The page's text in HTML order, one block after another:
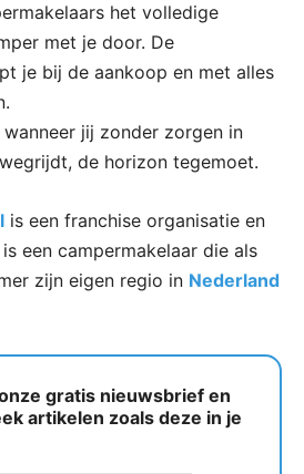
het volledige
met je door. De
je bij de aankoop en met alles
jij zonder zorgen in
de horizon tegemoet.
is een franchise organisatie en
een campermakelaar die als
zijn eigen regio in Nederland
gratis nieuwsbrief en
artikelen zoals deze in je